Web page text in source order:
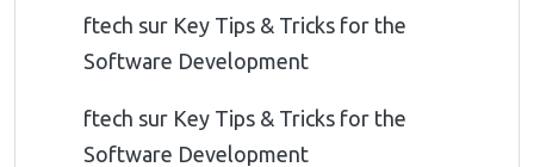
ftech sur Key Tips & Tricks for the
Software Development
ftech sur Key Tips & Tricks for the
Software Development